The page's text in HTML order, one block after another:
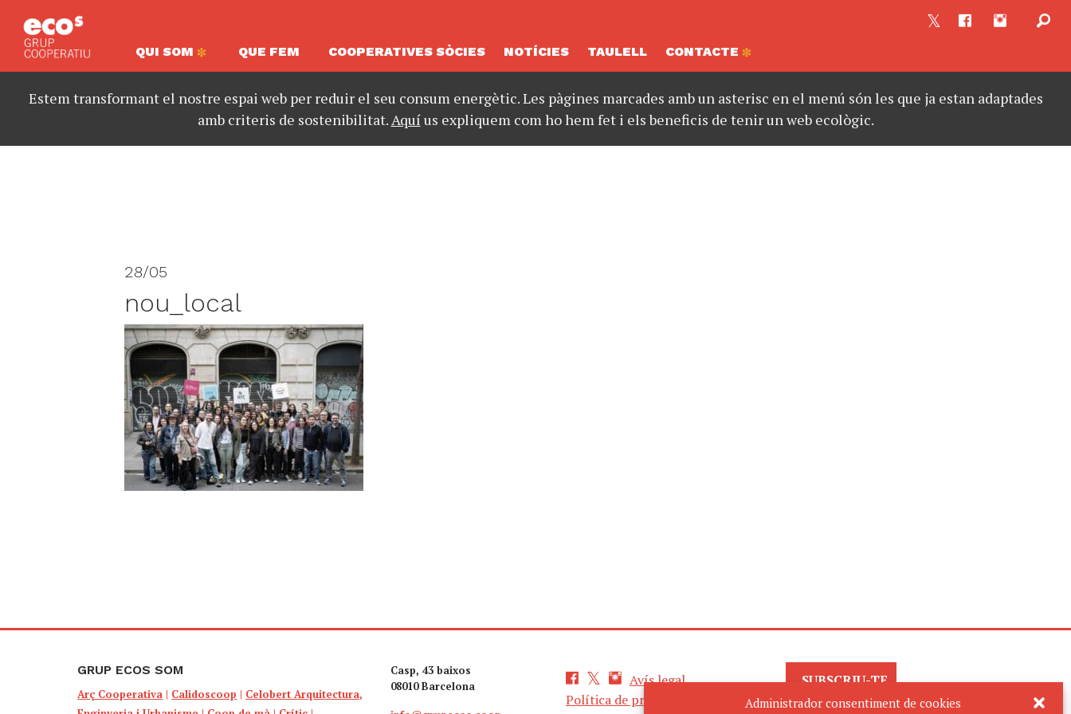
Administrador consentiment de cookies
QUI SOM QUE FEM COOPERATIVES SÒCIES NOTÍCIES TAULELL CONTACTE
Estem transformant el nostre espai web per reduir el seu consum energètic. Les pàgines marcades amb un asterisc en el menú són les que ja estan adaptades
amb criteris de sostenibilitat.Aquíus expliquem com ho hem fet i els beneficis de tenir un web ecològic.
28/05
nou_local
GRUP ECOS SOM
Arç Cooperativa | Calidoscoop | Celobert Arquitectura,
Casp, 43 baixos
08010 Barcelona
Avís legal
Política de privacitat
SUBSCRIU-TE
AL BUTLLETÍ